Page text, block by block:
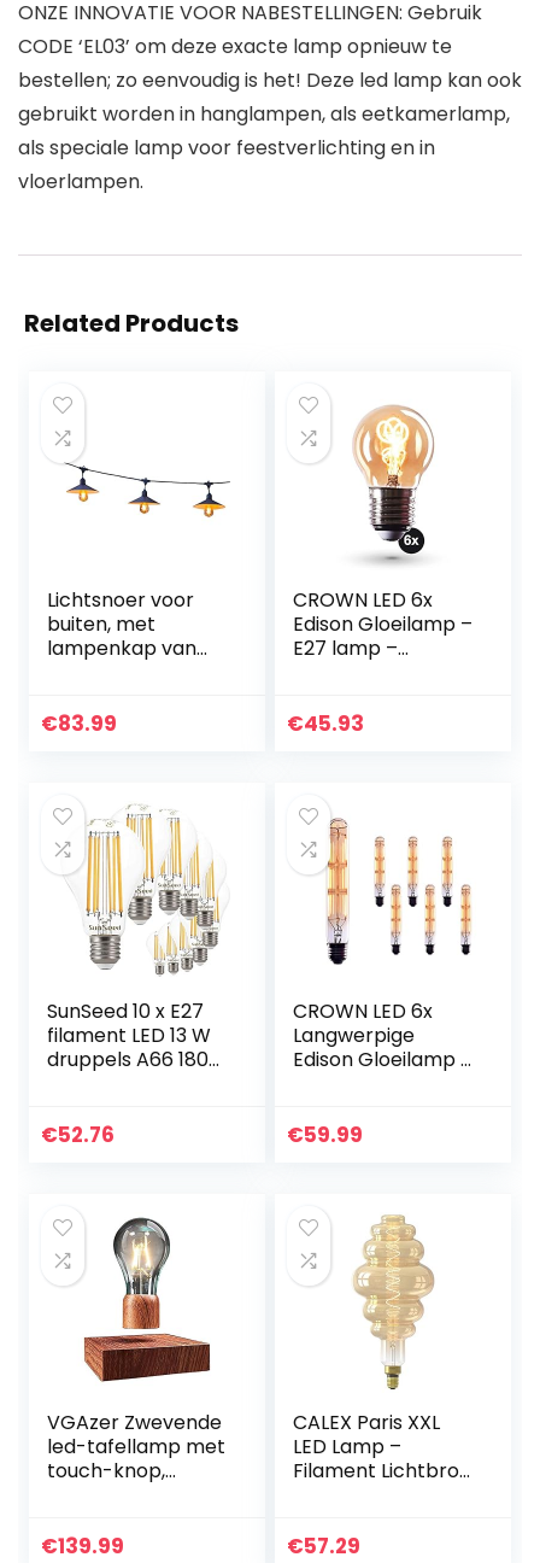
ONZE INNOVATIE VOOR NABESTELLINGEN: Gebruik
CODE ‘EL03’ om deze exacte lamp opnieuw te
bestellen; zo eenvoudig is het! Deze led lamp kan ook
gebruikt worden in hanglampen, als eetkamerlamp,
als speciale lamp voor feestverlichting en in
vloerlampen.
Related Products
Lichtsnoer voor
buiten, met
lampenkap van
LED, warmwit,
€83.99
CROWN LED 6x
Edison Gloeilamp –
E27 lamp –
V, EL28 – Vintage
€45.93
SunSeed 10 x E27
filament LED 13 W
druppels A66 1800
€52.76
CROWN LED 6x
Langwerpige
Edison Gloeilamp –
W, Warm Wit 230
€59.99
VGAzer Zwevende
led-tafellamp met
touch-knop,
draadloze led-
€139.99
CALEX Paris XXL
LED Lamp –
Filament Lichtbron
Stijlvolle
€57.29